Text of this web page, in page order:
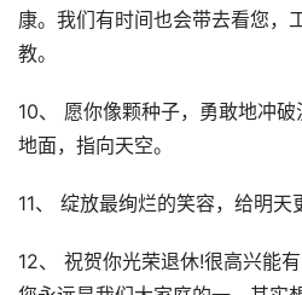
康。我们有时间也会带去看您，
教。
10、 愿你像颗种子，勇敢地冲
地面，指向天空。
11、 绽放最绚烂的笑容，给明天
12、 祝贺你光荣退休!很高兴能